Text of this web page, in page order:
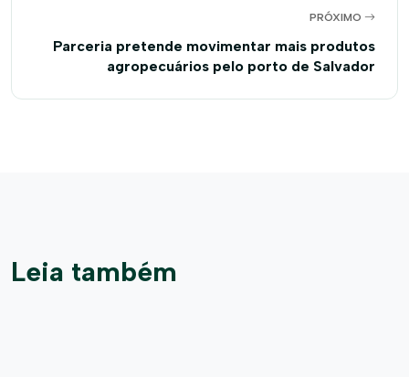
PRÓXIMO
Parceria pretende movimentar mais produtos
agropecuários pelo porto de Salvador
Leia também